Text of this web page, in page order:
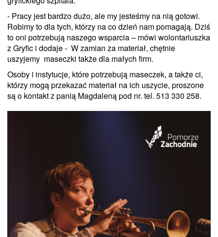
- Pracy jest bardzo dużo, ale my jesteśmy na nią gotowi.
Robimy to dla tych, którzy na co dzień nam pomagają. Dziś
to oni potrzebują naszego wsparcia – mówi wolontariuszka
z Gryfic i dodaje - W zamian za materiał, chętnie
uszyjemy maseczki także dla małych firm.
Osoby i instytucje, które potrzebują maseczek, a także ci,
którzy mogą przekazać materiał na ich uszycie, proszone
są o kontakt z panią Magdaleną pod nr. tel. 513 330 258.